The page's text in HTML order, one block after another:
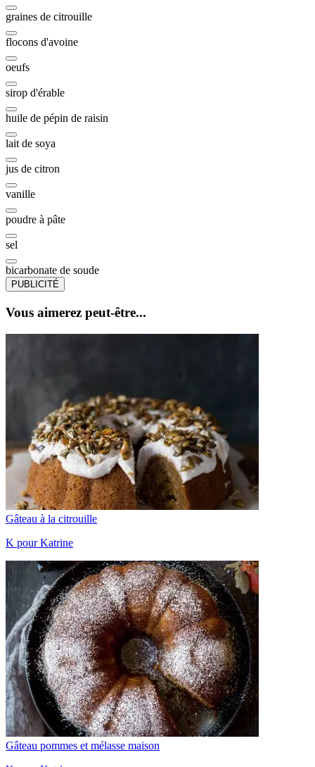
graines de citrouille
flocons d'avoine
oeufs
sirop d'érable
huile de pépin de raisin
lait de soya
jus de citron
vanille
poudre à pâte
sel
bicarbonate de soude
PUBLICITÉ
Vous aimerez peut-être...
Gâteau à la citrouille
K pour Katrine
Gâteau pommes et mélasse maison